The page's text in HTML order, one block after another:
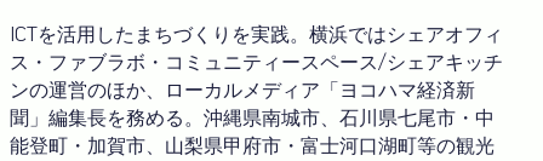
ICTを活用したまちづくりを実践。横浜ではシェアオフィ
ス・ファブラボ・コミュニティースペース/シェアキッチ
ンの運営のほか、ローカルメディア「ヨコハマ経済新
聞」編集長を務める。沖縄県南城市、石川県七尾市・中
能登町・加賀市、山梨県甲府市・富士河口湖町等の観光